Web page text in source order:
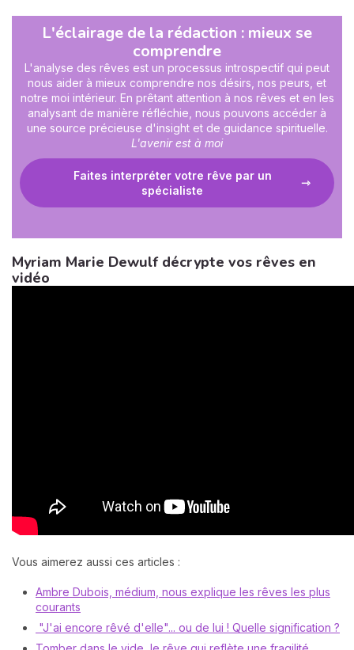
L'éclairage de la rédaction : mieux se
comprendre
L'analyse des rêves est un processus introspectif qui peut
nous aider à mieux comprendre nos désirs, nos peurs, et
notre moi intérieur. En prêtant attention à nos rêves et en les
analysant de manière réfléchie, nous pouvons accéder à
une source précieuse d'insight et de guidance spirituelle.
L'avenir est à moi
Faites interpréter votre rêve par un
spécialiste
Myriam Marie Dewulf décrypte vos rêves en
vidéo
Vous aimerez aussi ces articles :
Ambre Dubois, médium, nous explique les rêves les plus
courants
"J'ai encore rêvé d'elle"... ou de lui ! Quelle signification ?